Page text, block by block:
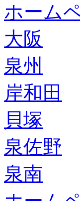
ホーム
大阪
泉州
岸和田
貝塚
泉佐野
泉南